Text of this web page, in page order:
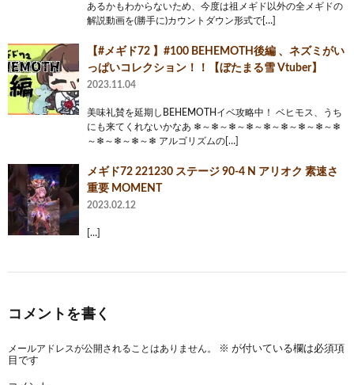
あるかもわからないため、今度は祖メギド以外の全メギドの
解説動画を(勝手に)カウントダウン形式で[…]
【#メギド72 】#100 BEHEMOTH後編 、ネズミがい
っぱいコレクション！！【ぼたまる雪 Vtuber】
2023.11.04
美味礼賛を延期しBEHEMOTHイベ攻略中！ ベヒモス、うち
にも来てくれないかなあ ❄～❄～❄～❄～❄～❄～❄～❄～❄
～❄～❄～❄～❄ アルゴリズムの[…]
メギド72 221230 ステージ 90-4 N アリオク 素速さ
重要 MOMENT
2023.02.12
[…]
コメントを書く
メールアドレスが公開されることはありません。 ※ が付いている欄は必須項
目です